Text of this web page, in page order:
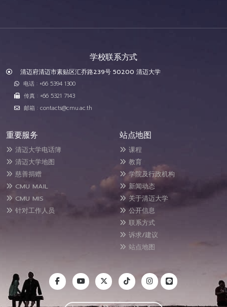
学校联系方式
清迈府清迈市素贴区汇乔路239号 50200 清迈大学
电话 : +66 5394 1300
传真 : +66 5321 7143
邮箱 : contacts@cmu.ac.th
重要服务
清迈大学电话簿
清迈大学地图
慈善捐赠
CMU MAIL
CMU MIS
针对工作人员
站点地图
课程
教育
学院及行政机构
新闻动态
关于清迈大学
公开信息
联系方式
诉求/建议
站点地图